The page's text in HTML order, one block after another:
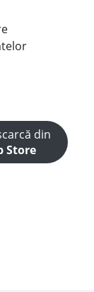
din
Store